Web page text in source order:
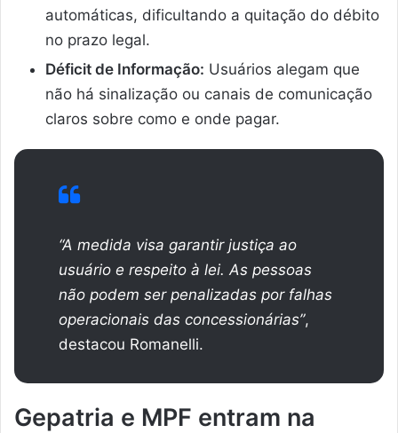
automáticas, dificultando a quitação do débito
no prazo legal.
Déficit de Informação: Usuários alegam que
não há sinalização ou canais de comunicação
claros sobre como e onde pagar.
“A medida visa garantir justiça ao
usuário e respeito à lei. As pessoas
não podem ser penalizadas por falhas
operacionais das concessionárias”,
destacou Romanelli.
Gepatria e MPF entram na